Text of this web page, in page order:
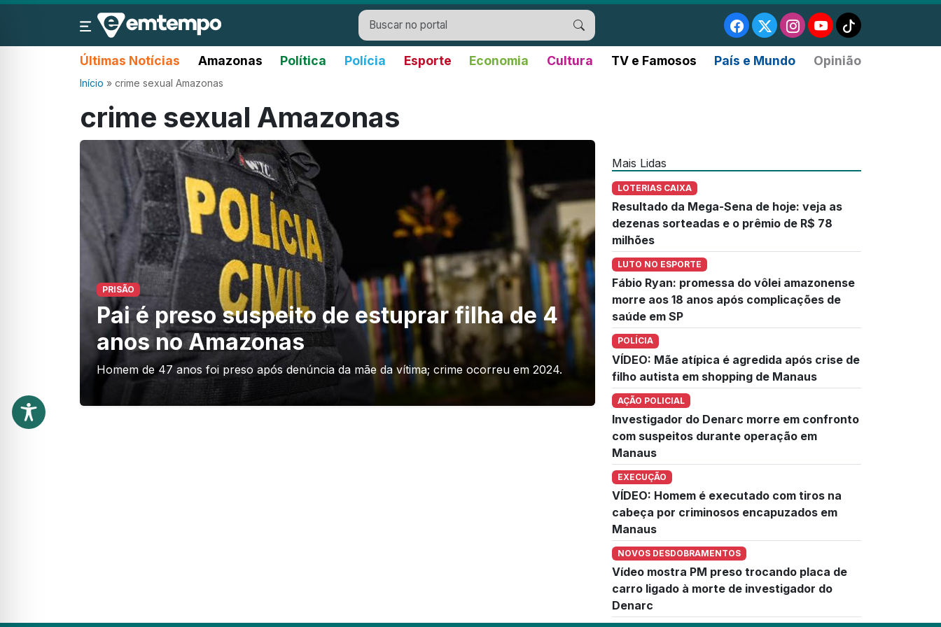
Últimas Notícias Amazonas Política Polícia Esporte Economia Cultura TV e Famosos País e Mundo Opinião
Início » crime sexual Amazonas
crime sexual Amazonas
PRISÃO
Pai é preso suspeito de estuprar filha de 4
anos no Amazonas
Homem de 47 anos foi preso após denúncia da mãe da vítima; crime ocorreu em 2024.
Mais Lidas
LOTERIAS CAIXA
Resultado da Mega-Sena de hoje: veja as
dezenas sorteadas e o prêmio de R$ 78
milhões
LUTO NO ESPORTE
Fábio Ryan: promessa do vôlei amazonense
morre aos 18 anos após complicações de
saúde em SP
POLÍCIA
VÍDEO: Mãe atípica é agredida após crise de
filho autista em shopping de Manaus
AÇÃO POLICIAL
Investigador do Denarc morre em confronto
com suspeitos durante operação em
Manaus
EXECUÇÃO
VÍDEO: Homem é executado com tiros na
cabeça por criminosos encapuzados em
Manaus
NOVOS DESDOBRAMENTOS
Vídeo mostra PM preso trocando placa de
carro ligado à morte de investigador do
Denarc